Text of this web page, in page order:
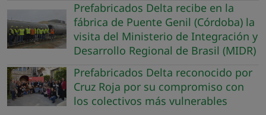
Prefabricados Delta recibe en la
fábrica de Puente Genil (Córdoba) la
visita del Ministerio de Integración y
Desarrollo Regional de Brasil (MIDR)
Prefabricados Delta reconocido por
Cruz Roja por su compromiso con
los colectivos más vulnerables